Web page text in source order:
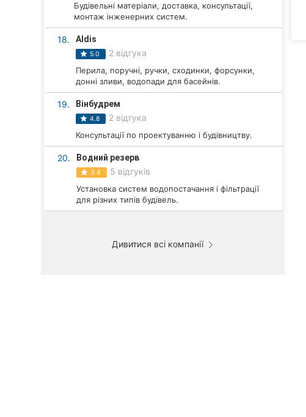
Будівельні матеріали, доставка, консультації,
монтаж інженерних систем.
18. Aldis
5.0 2 відгука
Перила, поручні, ручки, сходинки, форсунки,
донні зливи, водопади для басейнів.
19. Вінбудрем
4.8 2 відгука
Консультації по проектуванню і будівництву.
20. Водний резерв
3.4 5 відгуків
Установка систем водопостачання і фільтрації
для різних типів будівель.
Дивитися всі компанії